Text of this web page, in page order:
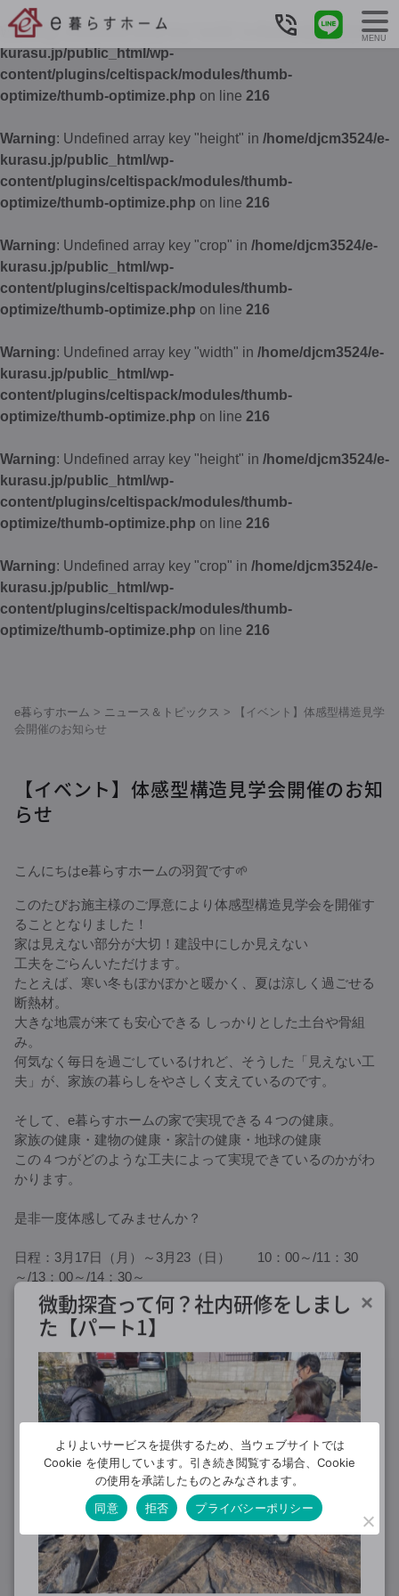
Warning: Undefined array key "width" in
/home/djcm3524/e-
kurasu.jp/public_html/wp-
content/plugins/celtispack/modules/thumb-
optimize/thumb-optimize.php on line 216
Warning: Undefined array key "height" in /home/djcm3524/e-
kurasu.jp/public_html/wp-
content/plugins/celtispack/modules/thumb-
optimize/thumb-optimize.php on line 216
Warning: Undefined array key "crop" in /home/djcm3524/e-
kurasu.jp/public_html/wp-
content/plugins/celtispack/modules/thumb-
optimize/thumb-optimize.php on line 216
Warning: Undefined array key "width" in /home/djcm3524/e-
kurasu.jp/public_html/wp-
content/plugins/celtispack/modules/thumb-
optimize/thumb-optimize.php on line 216
Warning: Undefined array key "height" in /home/djcm3524/e-
kurasu.jp/public_html/wp-
content/plugins/celtispack/modules/thumb-
optimize/thumb-optimize.php on line 216
Warning: Undefined array key "crop" in /home/djcm3524/e-
kurasu.jp/public_html/wp-
content/plugins/celtispack/modules/thumb-
optimize/thumb-optimize.php on line 216
e暮らすホーム > ニュース＆トピックス >
【イベント】体感型構造見学
会開催のお知らせ
【イベント】体感型構造見学会開催のお知
らせ
こんにちはe暮らすホームの羽賀です🌱
このたびお施主様のご厚意により体感型構造見学会を開催す
ることとなりました！
家は見えない部分が大切！建設中にしか見えない
工夫をごらんいただけます。
たとえば、寒い冬もぽかぽかと暖かく、夏は涼しく過ごせる
断熱材。
大きな地震が来ても安心できる しっかりとした土台や骨組
み。
何気なく毎日を過ごしているけれど、そうした「見えない工
夫」が、家族の暮らしをやさしく支えているのです。
そして、e暮らすホームの家で実現できる４つの健康。
家族の健康・建物の健康・家計の健康・地球の健康
この４つがどのような工夫によって実現できているのかがわ
かります。
是非一度体感してみませんか？
日程：3月17日（月）～3月23（日） 10：00～/11：30
～/13：00～/14：30～
場所：流山市三輪野山（詳細はDMまたはメールでご案内）
完全予約制：じっくりご案内するため、完全予約制です
🔻 ご予約・お問い合わせはこちら 🔻
【ご予約フォーム】https://www.ie-
miru.jp/cms/yoyaku/ekurasu/events/79860
お電話・LINEでもご予約できます
みなさまのご来場おまちしております
Posted in：ニュース＆トピックスブログ
2025/2/27 投稿者： e暮らすホーム
MENU
微動探査って何？社内研修をしまし
た【パート1】
×
よりよいサービスを提供するため、当ウェブサイトでは
Cookie を使用しています。引き続き閲覧する場合、Cookie
の使用を承諾したものとみなされます。
同意
拒否 プライバシーポリシー